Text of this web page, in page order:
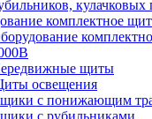
кулачковых
комплектное
щиты
освещения
с понижающим
с рубильниками